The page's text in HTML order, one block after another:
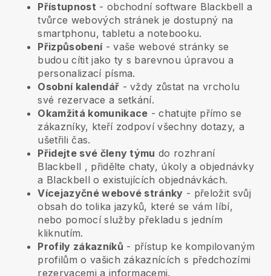
Přístupnost - obchodní software Blackbell a
tvůrce webových stránek je dostupný na
smartphonu, tabletu a notebooku.
Přizpůsobení- vaše webové stránky se
budou cítit jako ty s barevnou úpravou a
personalizací písma.
Osobní kalendář - vždy zůstat na vrcholu
své rezervace a setkání.
Okamžitá komunikace - chatujte přímo se
zákazníky, kteří zodpoví všechny dotazy, a
ušetřili čas.
Přidejte své členy týmu do rozhraní
Blackbell , přidělte chaty, úkoly a objednávky
a Blackbell o existujících objednávkách.
Vícejazyčné webové stránky - přeložit svůj
obsah do tolika jazyků, které se vám líbí,
nebo pomocí služby překladu s jedním
kliknutím.
Profily zákazníků - přístup ke kompilovaným
profilům o vašich zákaznících s předchozími
rezervacemi a informacemi.